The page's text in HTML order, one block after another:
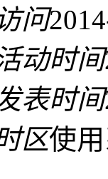
问
动时间
表时间
区使